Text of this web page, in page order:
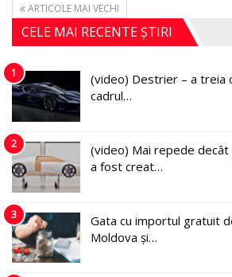
ARTICOLE MAI VECHI
CELE MAI RECENTE ȘTIRI
1
(video) Destrier – a treia
cadrul…
2
(video) Mai repede decât
a fost creat…
3
Gata cu importul gratuit
Moldova și…